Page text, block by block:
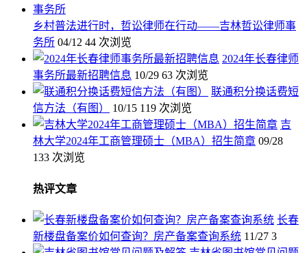
乡村普法进行时，哲讼律师在行动——吉林哲讼律师事
务所 04/12 44 次浏览
2024年长春律师
事务所最新招聘信息 10/29 63 次浏览
联通积分换话费短
信方法（有图）
10/15 119 次浏览
吉
林大学2024年工商管理硕士（MBA）招生简章 09/28
133 次浏览
热评文章
长春
新楼盘备案价如何查询？房产备案查询系统 11/27 3